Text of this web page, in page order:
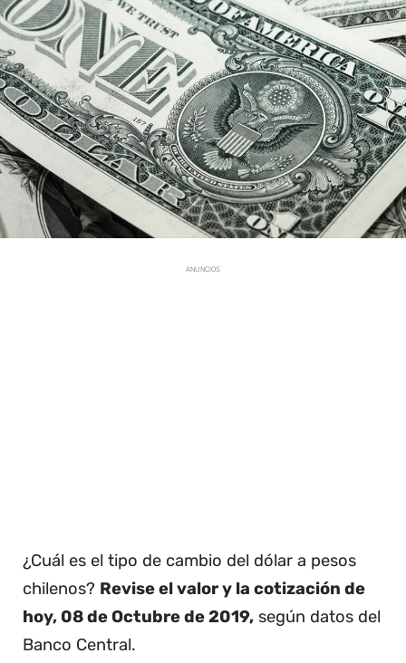
ANUNCIOS
¿Cuál es el tipo de cambio del dólar a pesos
chilenos? Revise el valor y la cotización de
hoy, 08 de Octubre de 2019, según datos del
Banco Central.